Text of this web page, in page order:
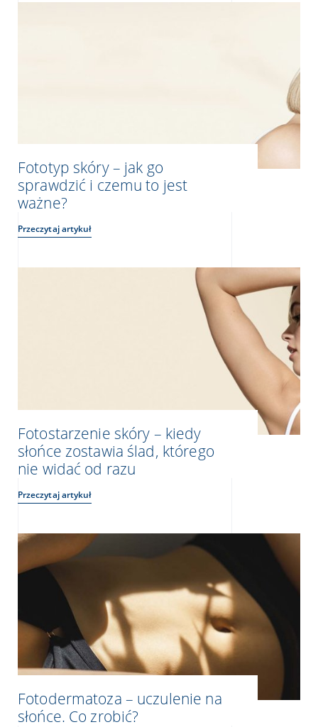
Fototyp skóry – jak go
sprawdzić i czemu to jest
ważne?
Przeczytaj artykuł
Fotostarzenie skóry – kiedy
słońce zostawia ślad, którego
nie widać od razu
Przeczytaj artykuł
Fotodermatoza – uczulenie na
słońce. Co zrobić?